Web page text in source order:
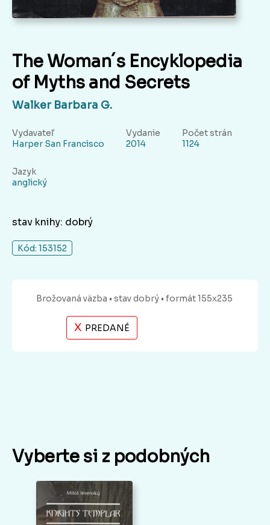
The Woman´s Encyklopedia
of Myths and Secrets
Walker Barbara G.
Vydavateľ
Harper San Francisco
Vydanie
2014
Počet strán
1124
Jazyk
anglický
stav knihy: dobrý
Kód: 153152
Brožovaná väzba • stav dobrý • formát 155x235
X PREDANÉ
Vyberte si z podobných